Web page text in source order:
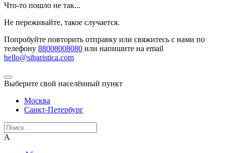
Что-то пошло не так...
Не переживайте, такое случается.
Попробуйте повторить отправку или свяжитесь с нами по
телефону 88008008080 или напишите на email
hello@sibaristica.com
Выберите свой населённый пункт
Москва
Санкт-Петербург
А